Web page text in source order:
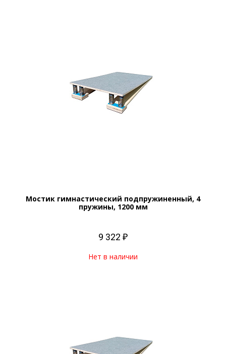
Мостик гимнастический подпружиненный, 4
пружины, 1200 мм
9 322 ₽
Нет в наличии